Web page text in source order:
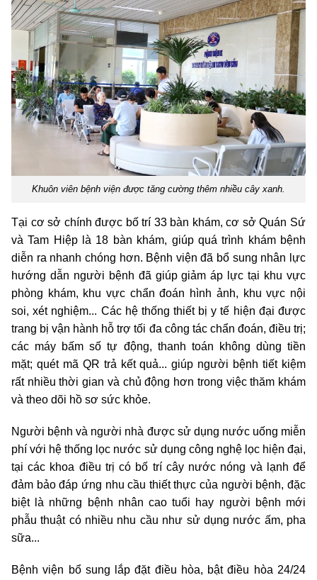
Khuôn viên bệnh viện được tăng cường thêm nhiều cây xanh.
Tại cơ sở chính được bố trí 33 bàn khám, cơ sở Quán Sứ
và Tam Hiệp là 18 bàn khám, giúp quá trình khám bệnh
diễn ra nhanh chóng hơn. Bệnh viện đã bổ sung nhân lực
hướng dẫn người bệnh đã giúp giảm áp lực tại khu vực
phòng khám, khu vực chẩn đoán hình ảnh, khu vực nội
soi, xét nghiệm... Các hệ thống thiết bị y tế hiện đại được
trang bị vận hành hỗ trợ tối đa công tác chẩn đoán, điều trị;
các máy bấm số tự động, thanh toán không dùng tiền
mặt; quét mã QR trả kết quả... giúp người bệnh tiết kiệm
rất nhiều thời gian và chủ động hơn trong việc thăm khám
và theo dõi hồ sơ sức khỏe.
Người bệnh và người nhà được sử dụng nước uống miễn
phí với hệ thống lọc nước sử dụng công nghệ lọc hiện đại,
tại các khoa điều trị có bố trí cây nước nóng và lạnh để
đảm bảo đáp ứng nhu cầu thiết thực của người bệnh, đặc
biệt là những bệnh nhân cao tuổi hay người bệnh mới
phẫu thuật có nhiều nhu cầu như sử dụng nước ấm, pha
sữa...
Bệnh viện bổ sung lắp đặt điều hòa, bật điều hòa 24/24